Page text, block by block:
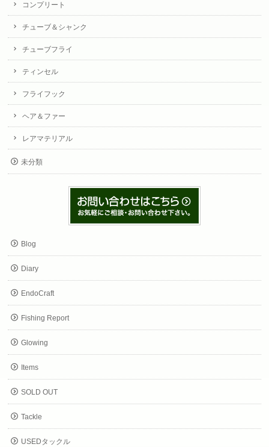
コンプリート
チューブ＆シャンク
チューブフライ
ティンセル
フライフック
ヘア＆ファー
レアマテリアル
未分類
Blog
Diary
EndoCraft
Fishing Report
Glowing
Items
SOLD OUT
Tackle
USEDタックル